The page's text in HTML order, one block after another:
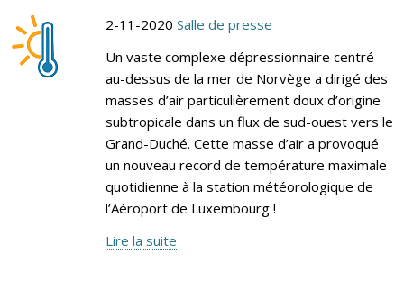
2-11-2020 Salle de presse
Un vaste complexe dépressionnaire centré
au-dessus de la mer de Norvège a dirigé des
masses d’air particulièrement doux d’origine
subtropicale dans un flux de sud-ouest vers le
Grand-Duché. Cette masse d’air a provoqué
un nouveau record de température maximale
quotidienne à la station météorologique de
l’Aéroport de Luxembourg !
Lire la suite